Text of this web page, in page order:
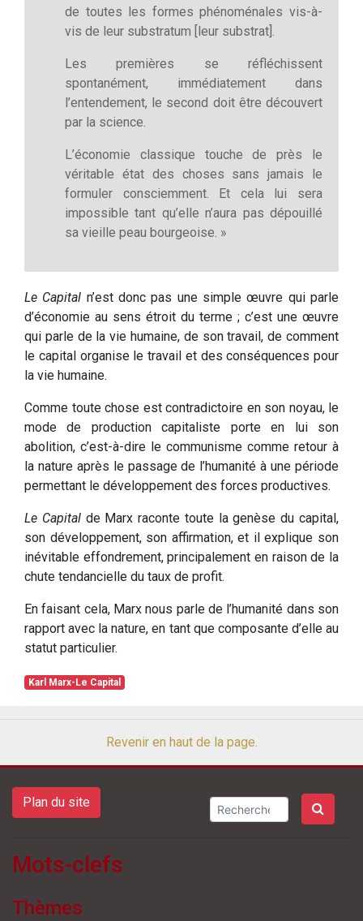
de toutes les formes phénoménales vis-à-
vis de leur substratum [leur substrat].
Les premières se réfléchissent
spontanément, immédiatement dans
l’entendement, le second doit être découvert
par la science.
L’économie classique touche de près le
véritable état des choses sans jamais le
formuler consciemment. Et cela lui sera
impossible tant qu’elle n’aura pas dépouillé
sa vieille peau bourgeoise. »
Le Capital n’est donc pas une simple œuvre qui parle
d’économie au sens étroit du terme ; c’est une œuvre
qui parle de la vie humaine, de son travail, de comment
le capital organise le travail et des conséquences pour
la vie humaine.
Comme toute chose est contradictoire en son noyau, le
mode de production capitaliste porte en lui son
abolition, c’est-à-dire le communisme comme retour à
la nature après le passage de l’humanité à une période
permettant le développement des forces productives.
Le Capitalde Marx raconte toute la genèse du capital,
son développement, son affirmation, et il explique son
inévitable effondrement, principalement en raison de la
chute tendancielle du taux de profit.
En faisant cela, Marx nous parle de l’humanité dans son
rapport avec la nature, en tant que composante d’elle au
statut particulier.
Karl Marx-Le Capital
Revenir en haut de la page.
Plan du site
Mots-clefs
Thèmes